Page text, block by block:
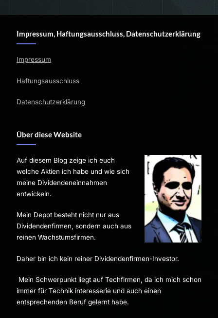
Impressum, Haftungsausschluss, Datenschutzerklärung
Impressum
Haftungsausschluss
Datenschutzerklärung
Über diese Website
Auf diesem Blog zeige ich euch
welche Aktien ich habe und wie sich
meine Dividendeneinnahmen
entwickeln.
Mein Depot besteht nicht nur aus
Dividendenfirmen, sondern auch aus
reinen Wachstumsfirmen.
Daher bin ich kein reiner Dividendenfirmen-Investor.
Mein Schwerpunkt liegt auf Techfirmen, da ich mich schon
immer für Technik interesserie und auch einen
entsprechenden Beruf gelernt habe.